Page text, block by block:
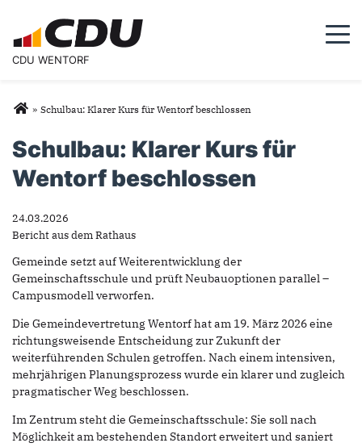
CDU WENTORF
Sie sind hier
» Schulbau: Klarer Kurs für Wentorf beschlossen
Schulbau: Klarer Kurs für
Wentorf beschlossen
24.03.2026
Bericht aus dem Rathaus
Gemeinde setzt auf Weiterentwicklung der
Gemeinschaftsschule und prüft Neubauoptionen parallel –
Campusmodell verworfen.
Die Gemeindevertretung Wentorf hat am 19. März 2026 eine
richtungsweisende Entscheidung zur Zukunft der
weiterführenden Schulen getroffen. Nach einem intensiven,
mehrjährigen Planungsprozess wurde ein klarer und zugleich
pragmatischer Weg beschlossen.
Im Zentrum steht die Gemeinschaftsschule: Sie soll nach
Möglichkeit am bestehenden Standort erweitert und saniert